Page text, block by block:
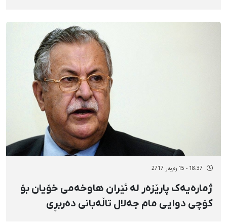
18:37 - 15 رەزبەر 2717
ژمارەیەک پارێزەر لە ئێران هاوخەمی خۆیان بۆ
کۆچی دوایی مام جەلال تاڵەبانی دەربڕی